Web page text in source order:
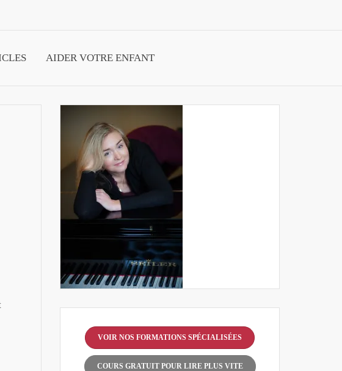
AIDER VOTRE ENFANT
VOIR NOS FORMATIONS SPÉCIALISÉES
COURS GRATUIT POUR LIRE PLUS VITE